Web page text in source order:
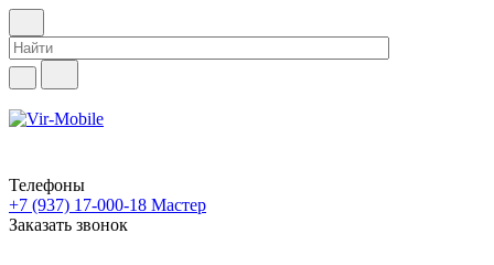
Телефоны
+7 (937) 17-000-18 Мастер
Заказать звонок